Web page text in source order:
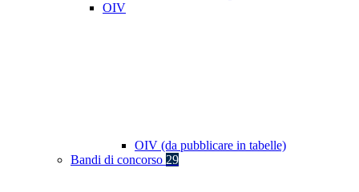
OIV
OIV (da pubblicare in tabelle)
Bandi di concorso 29